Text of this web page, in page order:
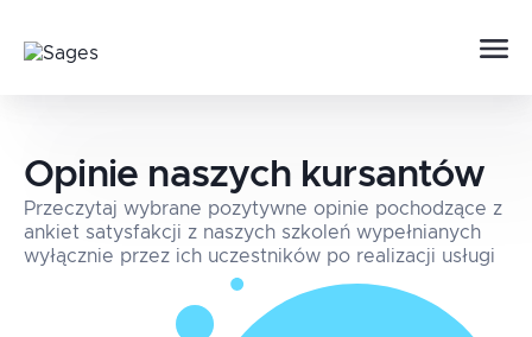
Opinie naszych kursantów
Przeczytaj wybrane pozytywne opinie pochodzące z
ankiet satysfakcji z naszych szkoleń wypełnianych
wyłącznie przez ich uczestników po realizacji usługi